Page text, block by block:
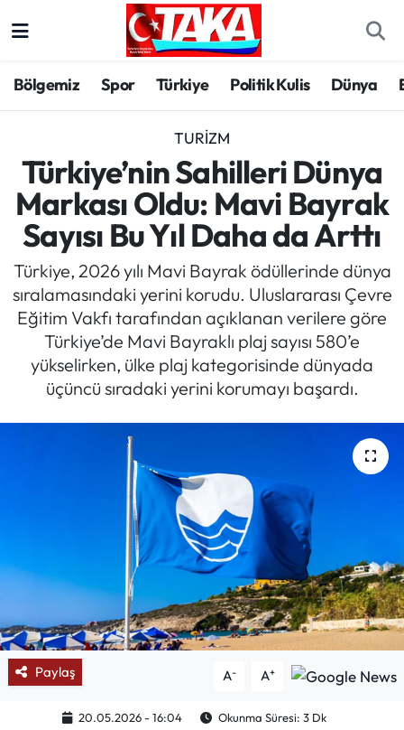
Bölgemiz Spor Türkiye Politik Kulis Dünya
TURIZM
Türkiye’nin Sahilleri Dünya
Markası Oldu: Mavi Bayrak
Sayısı Bu Yıl Daha da Arttı
Türkiye, 2026 yılı Mavi Bayrak ödüllerinde dünya
sıralamasındaki yerini korudu. Uluslararası Çevre
Eğitim Vakfı tarafından açıklanan verilere göre
Türkiye’de Mavi Bayraklı plaj sayısı 580’e
yükselirken, ülke plaj kategorisinde dünyada
üçüncü sıradaki yerini korumayı başardı.
Paylaş A- A+
20.05.2026 - 16:04 Okunma Süresi: 3 Dk
Spor
Türkiye
Kültür/Sanat
Politika
Politik Kulis
Dünya
Magazin
Mektup Galeri
Köşe Yazıları
Karikatür Galeri
BIK
ASTROLOJİ
Trabzon Hava Durumu
Trabzon Trafik Yoğunluk Haritası
Süper Lig Puan Durumu ve Fikstür
Tüm Manşetler
Son Dakika Haberleri
Haber Arşivi